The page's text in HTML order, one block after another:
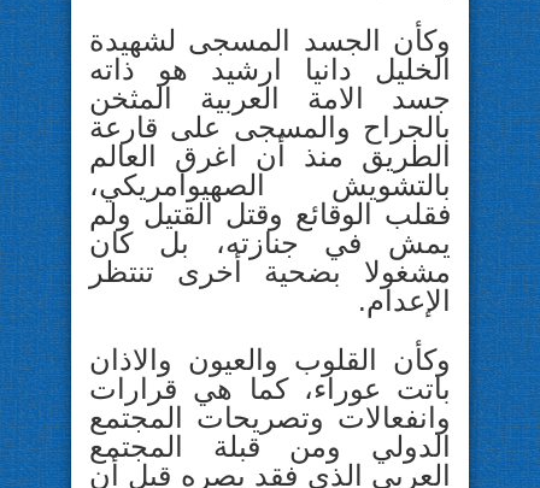
وكأن الجسد المسجى لشهيدة
الخليل دانيا ارشيد هو ذاته
جسد الامة العربية المثخن
بالجراح والمسجى على قارعة
الطريق منذ أن اغرق العالم
بالتشويش الصهيوامريكي،
فقلب الوقائع وقتل القتيل ولم
يمش في جنازته، بل كان
مشغولا بضحية أخرى تنتظر
الإعدام.
وكأن القلوب والعيون والاذان
باتت عوراء، كما هي قرارات
وانفعالات وتصريحات المجتمع
الدولي ومن قبلة المجتمع
العربي الذي فقد بصره قبل أن